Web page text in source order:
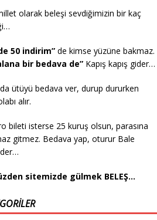
olarak beleşi sevdiğimizin bir kaç
50 indirim”de kimse yüzüne bakmaz.
bir bedava de”Kapış kapış gider…
ütüyü bedava ver, durup dururken
alır.
bileti isterse 25 kuruş olsun, parasına
gitmez. Bedava yap, oturur Bale
sitemizde gülmek BELEŞ…